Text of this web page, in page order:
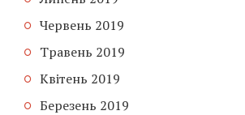
Червень 2019
Травень 2019
Квітень 2019
Березень 2019